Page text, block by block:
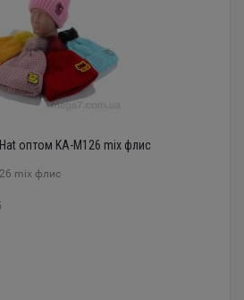
оптом KA-M126 mix флис
mix флис